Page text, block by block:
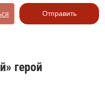
Отправить
герой